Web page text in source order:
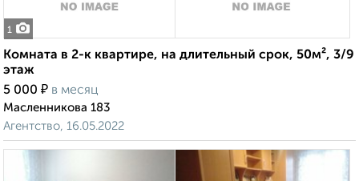
1
Комната в 2-к квартире, на длительный срок, 50м², 3/9
этаж
5 000 ₽ в месяц
Масленникова 183
Агентство, 16.05.2022